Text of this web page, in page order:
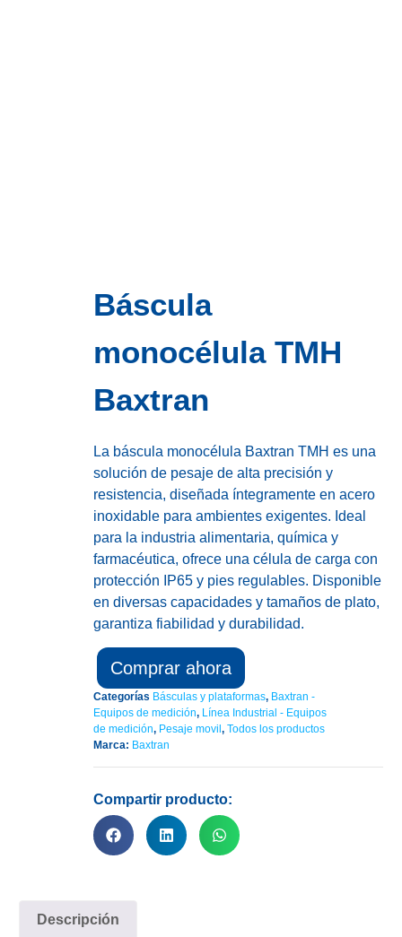
Báscula
monocélula TMH
Baxtran
La báscula monocélula Baxtran TMH es una
solución de pesaje de alta precisión y
resistencia, diseñada íntegramente en acero
inoxidable para ambientes exigentes. Ideal
para la industria alimentaria, química y
farmacéutica, ofrece una célula de carga con
protección IP65 y pies regulables. Disponible
en diversas capacidades y tamaños de plato,
garantiza fiabilidad y durabilidad.
Comprar ahora
Categorías Básculas y plataformas, Baxtran -
Equipos de medición, Línea Industrial - Equipos
de medición, Pesaje movil , Todos los productos
Marca: Baxtran
Compartir producto:
Descripción